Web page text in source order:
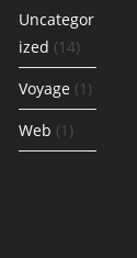
Uncategor
ized (14)
Voyage (1)
Web (1)